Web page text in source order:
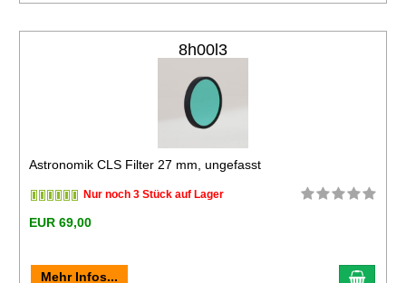
8h00l3
Astronomik CLS Filter 27 mm, ungefasst
Nur noch 3 Stück auf Lager
EUR 69,00
Mehr Infos...